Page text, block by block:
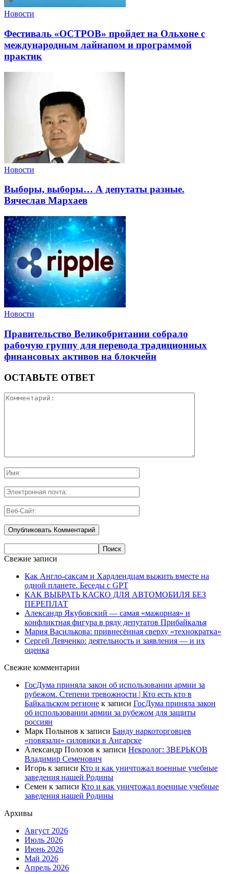
Новости
Фестиваль «ОСТРОВ» пройдет на Ольхоне с
международным лайнапом и программой
практик
Новости
Выборы, выборы… А депутаты разные.
Вячеслав Мархаев
Новости
Правительство Великобритании собрало
рабочую группу для перевода традиционных
финансовых активов на блокчейн
ОСТАВЬТЕ ОТВЕТ
Свежие записи
Как Англо-саксам и Хардлендцам выжить вместе на
одной планете. Беседы с GPT
КАК ВЫБРАТЬ КАСКО ДЛЯ АВТОМОБИЛЯ БЕЗ
ПЕРЕПЛАТ
Александр Якубовский — самая «мажорная» и
конфликтная фигура в ряду депутатов Прибайкалья
Мария Василькова: привнесённая сверху «технократка»
Сергей Левченко: деятельность и заявления — и их
оценка
Свежие комментарии
ГосДума приняла закон об использовании армии за
рубежом. Степени тревожности | Кто есть кто в
Байкальском регионе к записи ГосДума приняла закон
об использовании армии за рубежом для защиты
россиян
Марк Полынов к записи Банду наркоторговцев
«повязали» силовики в Ангарске
Александр Полозов к записи Некролог: ЗВЕРЬКОВ
Владимир Семенович
Игорь к записи Кто и как уничтожал военные учебные
заведения нашей Родины
Семен к записи Кто и как уничтожал военные учебные
заведения нашей Родины
Архивы
Август 2026
Июль 2026
Июнь 2026
Май 2026
Апрель 2026